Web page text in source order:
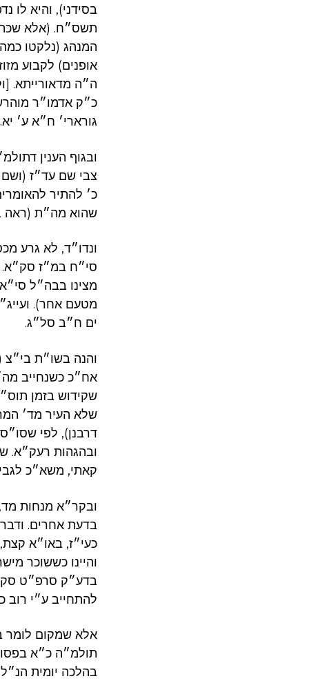
בסידני), והיא לו
תשס״ח. (אלא
המנהג (נלקטו
אופנים) לקבוע
כ״ק אדמו״ר
גורארי׳ ח״א ע׳
ובגוף הענין
צבי שם עד״ז (ושם
כ׳ להתיר
שהוא מה״ת (ראה
ונדו״ד, לא גרע
סי״ח במ״ז סק״א.
מצינו בבה״ל
מטעם אחר).
ים ח״ב סל״ג.
והנה בשו״ת בי״צ
אח״כ כשנחייב
שקידוש בזמן
שלא העיר מד׳
דרבנן), לפי
ובהגהות רעק״א.
קאתי, משא״כ
ובקר״א מנחות
בדעת אחרים.
כעי״ז, באו״א
והיינו כששוכר
בדע״ק סרפ״ט
להתחייב ע״י רוב
אלא שמקום לומר
תולמ״ה כ״א
בהלכה יומית